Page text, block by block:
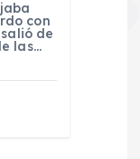
con
de
las…